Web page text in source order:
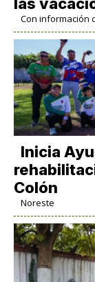
Con información
Inicia
Colón
Noreste